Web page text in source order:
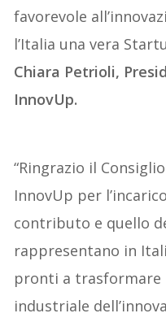
favorevole
l’Italia una vera
Chiara Petrioli,
InnovUp.
“Ringrazio il
InnovUp per
contributo e quello
rappresentano in
pronti a trasformare
industriale